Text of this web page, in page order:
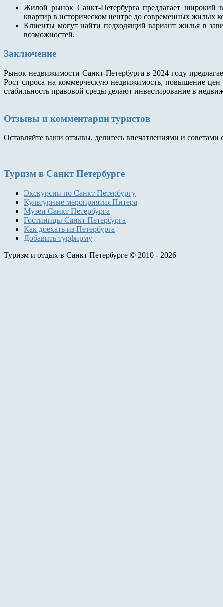
Жилой рынок Санкт-Петербурга предлагает
квартир в историческом центре до современных жилых
Клиенты могут найти подходящий вариант жилья в
возможностей.
Заключение
Рынок недвижимости Санкт-Петербурга в 2024 году
Рост спроса на коммерческую недвижимость, повышение
стабильность правовой среды делают инвестирование в
Отзывы и комментарии туристов
Оставляйте ваши отзывы, делитесь впечатлениями и советами
Туризм в Санкт Петербурге
Экскурсии по Санкт Петербургу
Культурные мероприятия Питера
Музеи Санкт Петербурга
Гостиницы Санкт Петербурга
Как доехать из Петербурга
Добавить турфирму
Туризм и отдых в Санкт Петербурге © 2010 - 2026